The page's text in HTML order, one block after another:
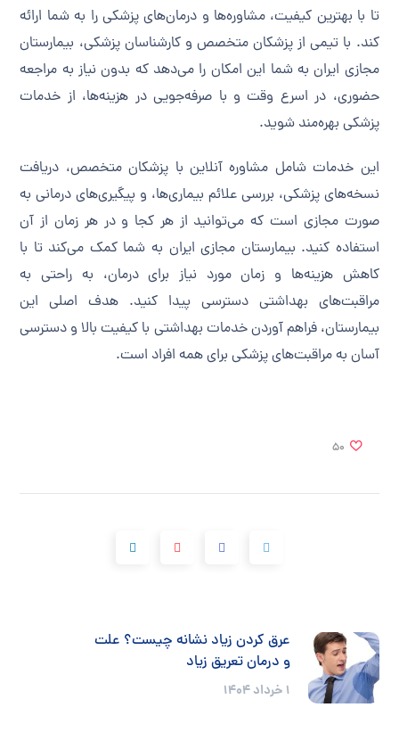
تا با بهترین کیفیت، مشاوره‌ها و درمان‌های پزشکی را به شما ارائه
کند. با تیمی از پزشکان متخصص و کارشناسان پزشکی، بیمارستان
مجازی ایران به شما این امکان را می‌دهد که بدون نیاز به مراجعه
حضوری، در اسرع وقت و با صرفه‌جویی در هزینه‌ها، از خدمات
پزشکی بهره‌مند شوید.
این خدمات شامل مشاوره آنلاین با پزشکان متخصص، دریافت
نسخه‌های پزشکی، بررسی علائم بیماری‌ها، و پیگیری‌های درمانی به
صورت مجازی است که می‌توانید از هر کجا و در هر زمان از آن
استفاده کنید. بیمارستان مجازی ایران به شما کمک می‌کند تا با
کاهش هزینه‌ها و زمان مورد نیاز برای درمان، به راحتی به
مراقبت‌های بهداشتی دسترسی پیدا کنید. هدف اصلی این
بیمارستان، فراهم آوردن خدمات بهداشتی با کیفیت بالا و دسترسی
آسان به مراقبت‌های پزشکی برای همه افراد است.
50
عرق كردن زياد نشانه چيست؟ علت
و درمان تعریق زیاد
۱ خرداد ۱۴۰۴